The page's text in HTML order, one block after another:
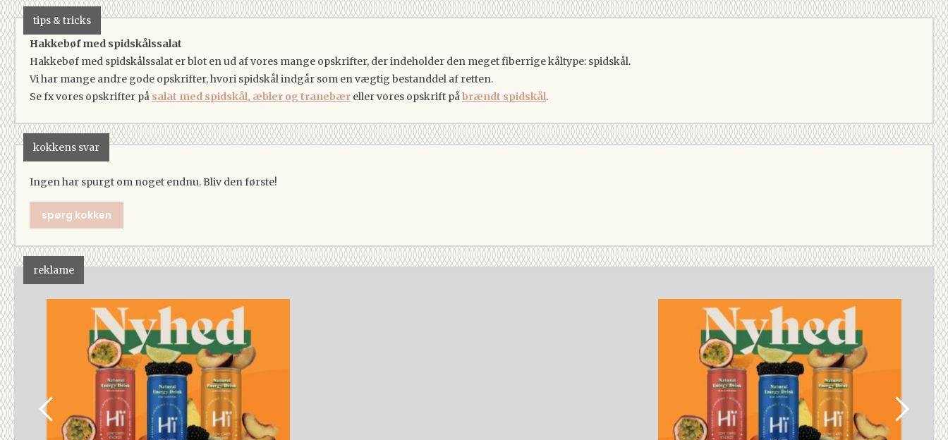
tips & tricks
Hakkebøf med spidskålssalat
Hakkebøf med spidskålssalat er blot en ud af vores mange opskrifter, der indeholder den meget fiberrige kåltype: spidskål.
Vi har mange andre gode opskrifter, hvori spidskål indgår som en vægtig bestanddel af retten.
Se fx vores opskrifter på salat med spidskål, æbler og tranebær eller vores opskrift påbrændt spidskål.
kokkens svar
Ingen har spurgt om noget endnu. Bliv den første!
spørg kokken
reklame